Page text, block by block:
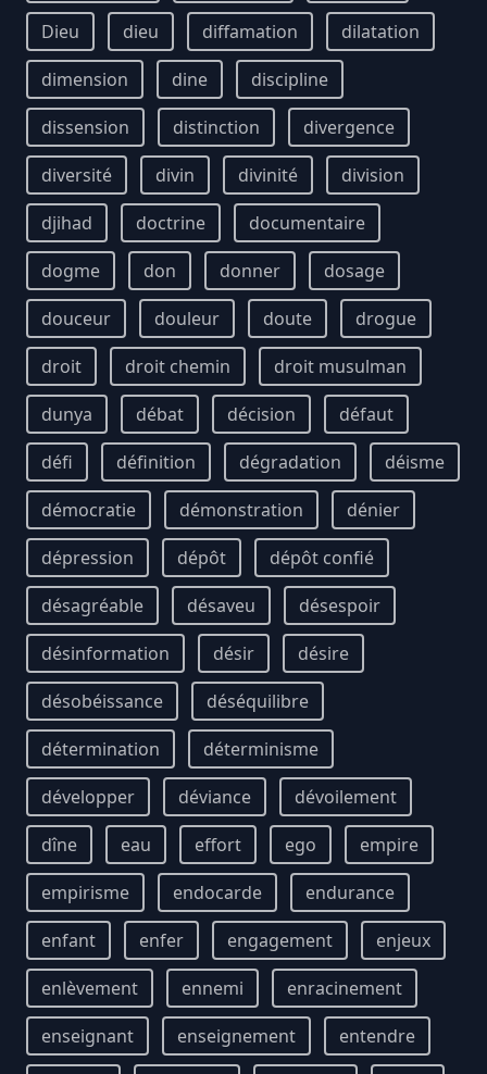
Dieu
dieu diffamation
dilatation
dimension
dine
discipline
dissension
distinction
divergence
diversité
divin divinité
division
djihad
doctrine
documentaire
dogme
don donner
dosage
douceur
douleur doute
drogue
droit
droit chemin
droit musulman
dunya
débat décision
défaut
défi
définition dégradation
déisme
démocratie
démonstration
dénier
dépression
dépôt
dépôt confié
désagréable
désaveu
désespoir
désinformation
désir
désire
désobéissance
déséquilibre
détermination
déterminisme
développer
déviance
dévoilement
dîne
eau effort ego
empire
empirisme
endocarde
endurance
enfant
enfer engagement
enjeux
enlèvement
ennemi
enracinement
enseignant
enseignement
entendre